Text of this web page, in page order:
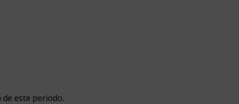
este periodo.